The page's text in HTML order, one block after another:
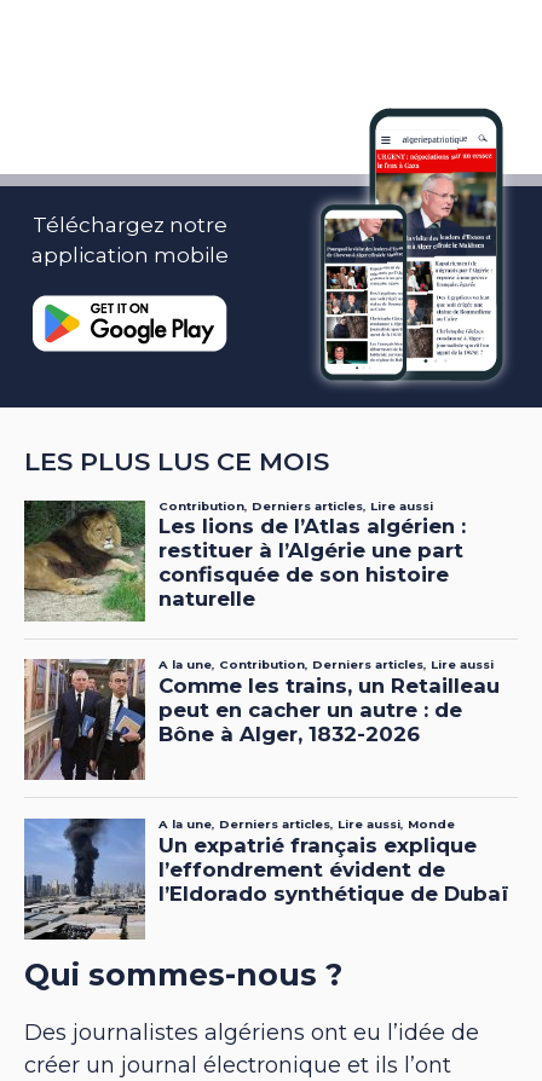
Téléchargez notre
application mobile
LES PLUS LUS CE MOIS
Qui sommes-nous ?
Des journalistes algériens ont eu l’idée de
créer un journal électronique et ils l’ont